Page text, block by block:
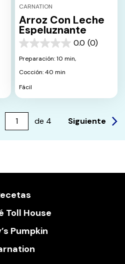
CARNATION
Arroz Con Leche
Espeluznante
0.0 (0)
0.0
de
estrellas.
Preparación: 10 min,
Cocción: 40 min
Fácil
de 4 Siguiente
Toll House
Pumpkin